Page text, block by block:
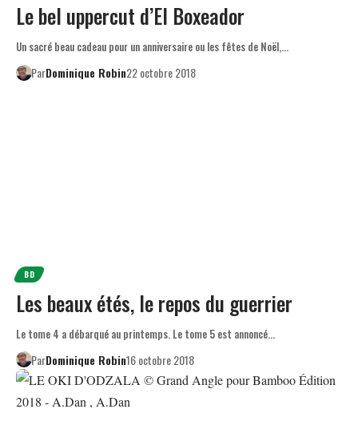
Le bel uppercut d’El Boxeador
Un sacré beau cadeau pour un anniversaire ou les fêtes de Noël,…
ParDominique Robin22 octobre 2018
BD
Les beaux étés, le repos du guerrier
Le tome 4 a débarqué au printemps. Le tome 5 est annoncé…
ParDominique Robin16 octobre 2018